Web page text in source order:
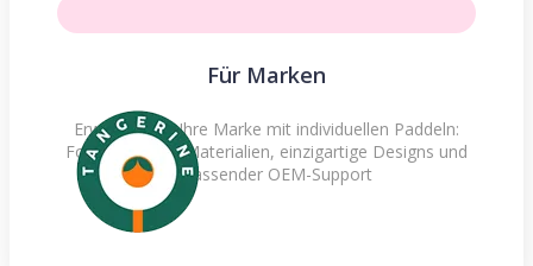
Für Marken
Erweitern Sie Ihre Marke mit individuellen Paddeln:
Fortschrittliche Materialien, einzigartige Designs und
umfassender OEM-Support